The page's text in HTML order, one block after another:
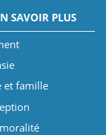
SAVOIR PLUS
et famille